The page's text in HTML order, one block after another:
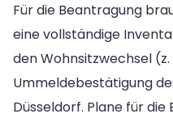
Für die Beantragung
eine vollständige
den Wohnsitzwechsel
Ummeldebestätigung
Düsseldorf. Plane für